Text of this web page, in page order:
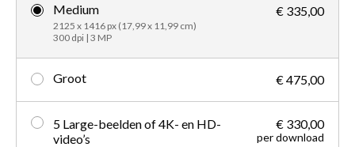
Medium
2125 x 1416 px (17,99 x 11,99 cm)
300 dpi | 3 MP
€ 335,00
Groot € 475,00
5 Large-beelden of 4K- en HD-
video’s
€ 330,00
per download